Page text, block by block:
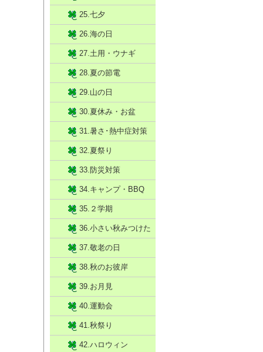
25.七夕
26.海の日
27.土用・ウナギ
28.夏の節電
29.山の日
30.夏休み・お盆
31.暑さ･熱中症対策
32.夏祭り
33.防災対策
34.キャンプ・BBQ
35.２学期
36.小さい秋みつけた
37.敬老の日
38.秋のお彼岸
39.お月見
40.運動会
41.秋祭り
42.ハロウィン